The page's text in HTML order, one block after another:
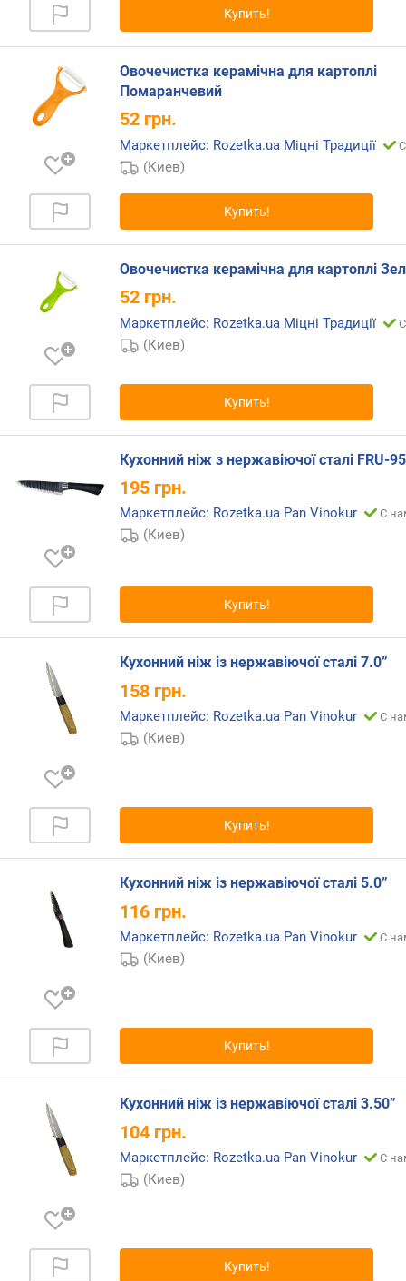
Купить!
Овочечистка керамічна для картоплі
Помаранчевий
52 грн.
Маркетплейс: Rozetka.ua Міцні Традиції
(Киев)
Купить!
Овочечистка керамічна для картоплі
52 грн.
Маркетплейс: Rozetka.ua Міцні Традиції
(Киев)
Купить!
Кухонний ніж з нержавіючої сталі FRU-
195 грн.
Маркетплейс: Rozetka.ua Pan Vinokur С
(Киев)
Купить!
Кухонний ніж із нержавіючої сталі 7.0”
158 грн.
Маркетплейс: Rozetka.ua Pan Vinokur С
(Киев)
Купить!
Кухонний ніж із нержавіючої сталі 5.0”
116 грн.
Маркетплейс: Rozetka.ua Pan Vinokur С
(Киев)
Купить!
Кухонний ніж із нержавіючої сталі 3.50”
104 грн.
Маркетплейс: Rozetka.ua Pan Vinokur С
(Киев)
Купить!